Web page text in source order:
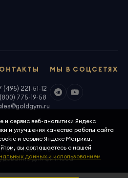
МЫ В СОЦСЕТЯХ
(495) 221-51-12
775-19-58
для фитнеса
сервис веб-аналитики Яндекс
и улучшения качества работы сайта
и сервис Яндекс Метрика.
вы соглашаетесь с нашей
данных и использованием